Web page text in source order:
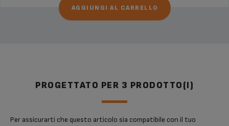
AGGIUNGI AL CARRELLO
PROGETTATO PER 3 PRODOTTO(I)
Per assicurarti che questo articolo sia compatibile con il tuo